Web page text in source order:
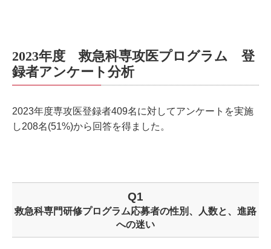
2023年度 救急科専攻医プログラム 登
録者アンケート分析
2023年度専攻医登録者409名に対してアンケートを実施
し208名(51%)から回答を得ました。
Q1
救急科専門研修プログラム応募者の性別、人数と、進路
への迷い